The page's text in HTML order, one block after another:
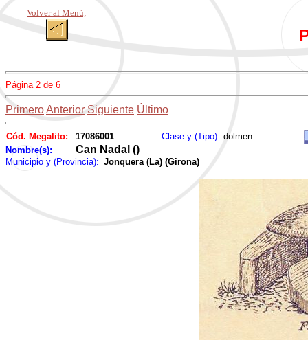
Volver al Menú;
Página 2 de 6
PrimeroAnterior Siguiente Último
Cód. Megalito: 17086001 Clase y (Tipo): dolmen
Nombre(s):
Can Nadal ()
Municipio y (Provincia): Jonquera (La) (Girona)